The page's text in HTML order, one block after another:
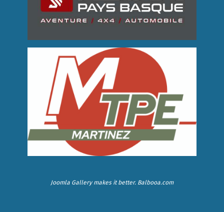
Joomla Gallerymakes it better. Balbooa.com